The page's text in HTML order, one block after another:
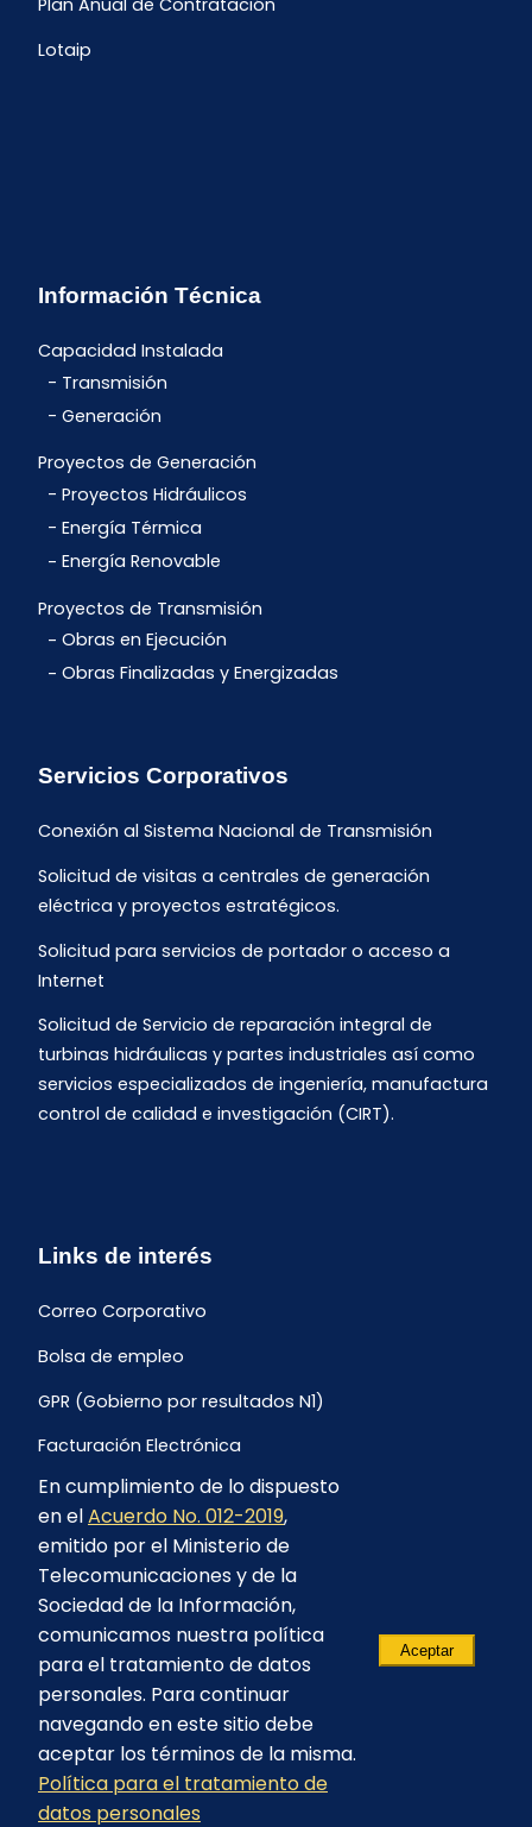
Plan Anual de Contratación
Lotaip
Información Técnica
Capacidad Instalada
Transmisión
Generación
Proyectos de Generación
Proyectos Hidráulicos
Energía Térmica
Energía Renovable
Proyectos de Transmisión
Obras en Ejecución
Obras Finalizadas y Energizadas
Servicios Corporativos
Conexión al Sistema Nacional de Transmisión
Solicitud de visitas a centrales de generación
eléctrica y proyectos estratégicos.
Solicitud para servicios de portador o acceso a
Internet
Solicitud de Servicio de reparación integral de
turbinas hidráulicas y partes industriales así como
servicios especializados de ingeniería, manufactura
control de calidad e investigación (CIRT).
Links de interés
Correo Corporativo
Bolsa de empleo
GPR (Gobierno por resultados N1)
Facturación Electrónica
Archivo Histórico de Facturación
Portal Ambiental y Social
Proyecto Geotérmico Chachimbiro
Contratación consultoría mediante “Lista Corta”
Reglamento de Procesos Asociativos
© 2023 - CELEC EP - Todos los derechos
reservados
En cumplimiento de lo dispuesto
en elAcuerdo No. 012-2019,
emitido por el Ministerio de
Telecomunicaciones y de la
Sociedad de la Información,
comunicamos nuestra política
para el tratamiento de datos
personales. Para continuar
navegando en este sitio debe
aceptar los términos de la misma.
Política para el tratamiento de
datos personales
Aceptar